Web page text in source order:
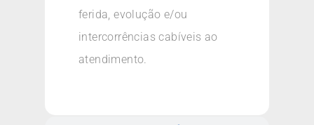
ferida, evolução e/ou
intercorrências cabíveis ao
atendimento.